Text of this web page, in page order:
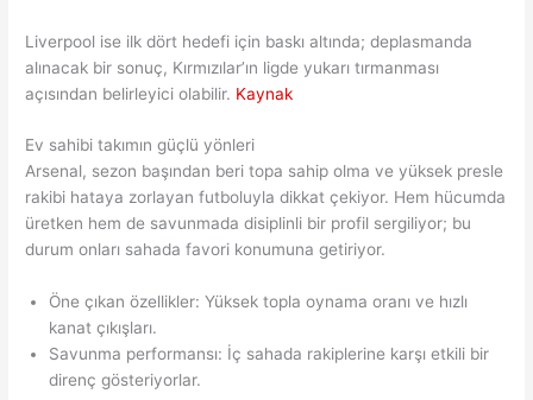
Liverpool ise ilk dört hedefi için baskı altında; deplasmanda
alınacak bir sonuç, Kırmızılar’ın ligde yukarı tırmanması
açısından belirleyici olabilir. Kaynak
Ev sahibi takımın güçlü yönleri
Arsenal, sezon başından beri topa sahip olma ve yüksek presle
rakibi hataya zorlayan futboluyla dikkat çekiyor. Hem hücumda
üretken hem de savunmada disiplinli bir profil sergiliyor; bu
durum onları sahada favori konumuna getiriyor.
Öne çıkan özellikler: Yüksek topla oynama oranı ve hızlı
kanat çıkışları.
Savunma performansı: İç sahada rakiplerine karşı etkili bir
direnç gösteriyorlar.